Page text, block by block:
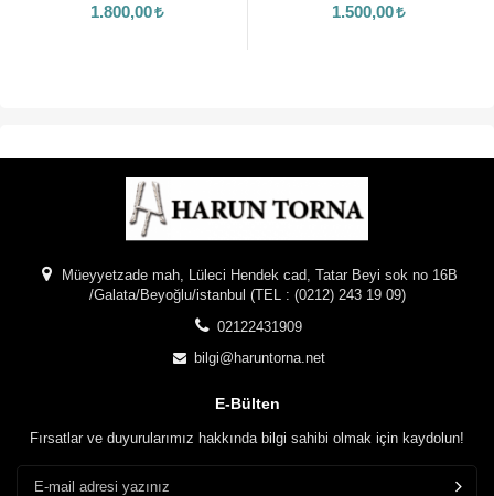
1.800,00 1.500,00
Müeyyetzade mah, Lüleci Hendek cad, Tatar Beyi sok no 16B
/Galata/Beyoğlu/istanbul (TEL : (0212) 243 19 09)
02122431909
bilgi@haruntorna.net
E-Bülten
Fırsatlar ve duyurularımız hakkında bilgi sahibi olmak için kaydolun!